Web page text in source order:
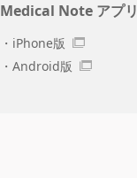
Medical Note アプリ
iPhone版
Android版